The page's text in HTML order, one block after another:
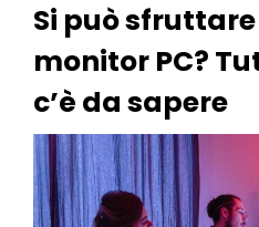
Si può
monitor PC?
c’è da sapere